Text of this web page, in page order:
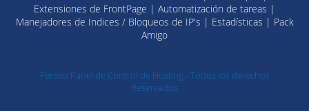
Extensiones de FrontPage | Automatización de tareas |
Manejadores de Indices / Bloqueos de IP's | Estadísticas | Pack
Amigo
Ferozo Panel de Control de Hosting - Todos los derechos
Reservados